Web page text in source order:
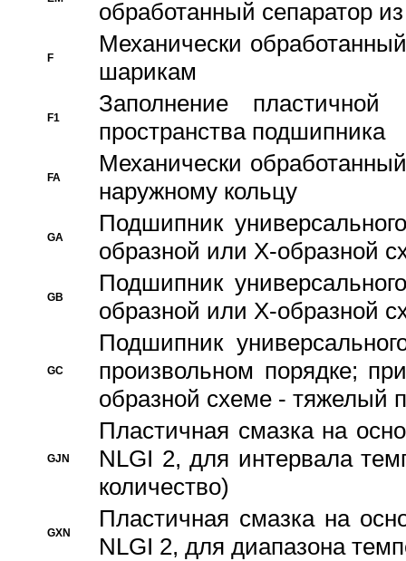
обработанный сепаратор
F
Механически
шарикам
F1
Заполнение
пространства подшипника
FA
Механически
наружному кольцу
GA
Подшипник
образной или Х-образной
GB
Подшипник
образной или Х-образной
GC
Подшипник
произвольном порядке;
образной схеме - тяжелый
GJN
Пластичная смазка на
NLGI 2, для интервала
количество)
GXN
Пластичная смазка на
NLGI 2, для диапазона